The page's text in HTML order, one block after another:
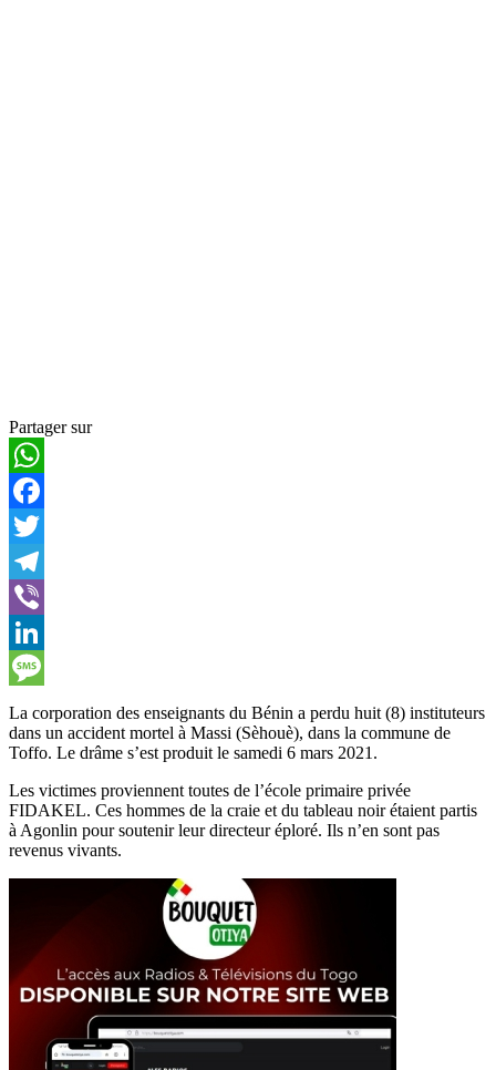
Partager sur
WhatsApp
Facebook
Twitter
Telegram
Viber
LinkedIn
Message
La corporation des enseignants du Bénin a perdu huit (8) instituteurs
dans un accident mortel à Massi (Sèhouè), dans la commune de
Toffo. Le drâme s’est produit le samedi 6 mars 2021.
Les victimes proviennent toutes de l’école primaire privée
FIDAKEL. Ces hommes de la craie et du tableau noir étaient partis
à Agonlin pour soutenir leur directeur éploré. Ils n’en sont pas
revenus vivants.